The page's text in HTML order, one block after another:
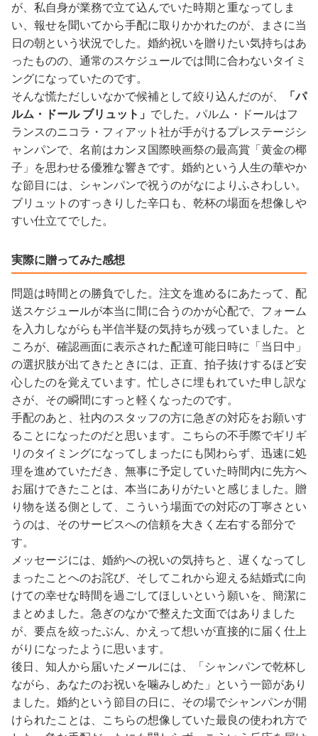
が、私自身が業務で立て込んでいた時期と重なってしま
い、報せを聞いてから手配に取りかかれたのが、まさに当
日の朝という状況でした。婚約祝いを贈りたい気持ちはあ
ったものの、通常のスケジュールでは間に合わないタイミ
ングになっていたのです。
そんな慌ただしいなかで候補として絞り込んだのが、
「パ
ルム・ドール ブリュット」 でした。パルム・ドールはフ
ランスのニコラ・フィアット社が手がけるプレステージシ
ャンパンで、名前はカンヌ国際映画祭の最高賞「黄金の椰
子」を思わせる優雅な響きです。婚約という人生の華やか
な節目には、シャンパンで祝うのがなによりふさわしい。
ブリュットのすっきりした辛口も、乾杯の場面を想像しや
すい仕立てでした。
実際に贈ってみた感想
問題は時間との勝負でした。注文を進めるにあたって、配
送スケジュールが本当に間に合うのかが心配で、フォーム
を入力しながらも半信半疑の気持ちが残っていました。と
ころが、確認画面に表示された配達可能日時に「当日中」
の選択肢が出てきたときには、正直、拍子抜けするほど安
心したのを覚えています。忙しさに埋もれていた申し訳な
さが、その瞬間にすっと軽くなったのです。
手配のあと、社内のスタッフの方に急ぎの対応をお願いす
ることになったのだと思います。こちらの不手際でギリギ
リのタイミングになってしまったにも関わらず、迅速に処
理を進めていただき、無事に予定していた時間内に先方へ
お届けできたことは、本当にありがたいと感じました。贈
り物を送る側として、こういう場面での対応の丁寧さとい
うのは、そのサービスへの信頼を大きく左右する部分で
す。
メッセージには、婚約への祝いの気持ちと、遅くなってし
まったことへのお詫び、そしてこれから迎える結婚式に向
けての幸せな時間を過ごしてほしいという願いを、簡潔に
まとめました。急ぎのなかで整えた文面ではありました
が、要点を絞ったぶん、かえって想いが直接的に届く仕上
がりになったように思います。
後日、知人から届いたメールには、「シャンパンで乾杯し
ながら、あなたのお祝いを噛みしめた」という一節があり
ました。婚約という節目の日に、その場でシャンパンが開
けられたことは、こちらの想像していた最良の使われ方で